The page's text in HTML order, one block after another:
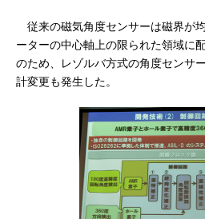
従来の磁気角度センサーは磁界が
ーターの中心軸上の限られた領域に
のため、レゾルバ方式の角度センサ
計変更も発生した。